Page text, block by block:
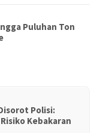
Puluhan Ton
Polisi:
Kebakaran